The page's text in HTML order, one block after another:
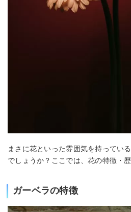
まさに花といった雰囲気を持ってい
でしょうか？ここでは、花の特徴・
ガーベラの特徴